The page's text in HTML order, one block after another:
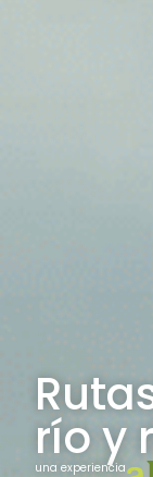
río y
una experiencia